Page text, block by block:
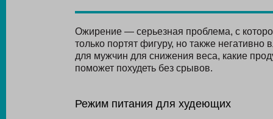
Ожирение — серьезная проблема, с
только портят фигуру, но также негативно
для мужчин для снижения веса, какие
поможет похудеть без срывов.
Режим питания для худеющих